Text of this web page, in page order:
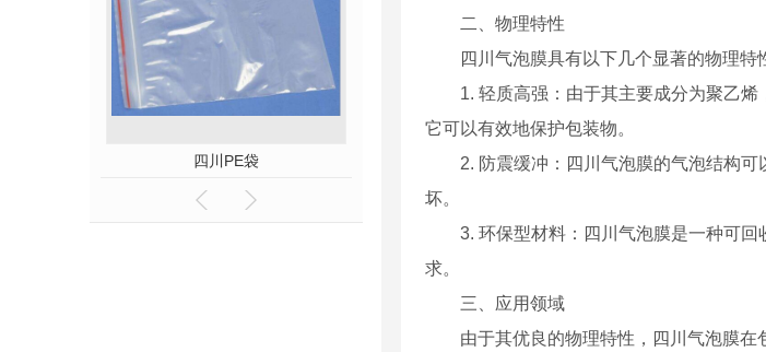
四川PE袋 四川气泡袋 四川气泡膜
二、物理特性
四川气泡膜具有以下几个显著的物理特
1. 轻质高强：由于其主要成分为聚乙
它可以有效地保护包装物。
2. 防震缓冲：四川气泡膜的气泡结构
坏。
3. 环保型材料：四川气泡膜是一种可
求。
三、应用领域
由于其优良的物理特性，四川气泡膜在